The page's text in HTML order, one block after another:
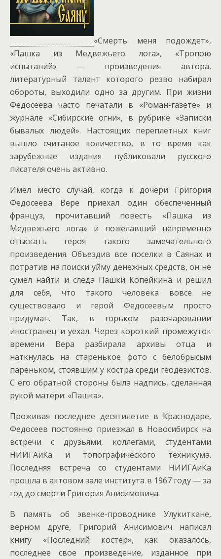
«Смерть меня подождет»,
«Пашка из Медвежьего лога», «Тропою
испытаний» — произведения автора,
литературный талант которого резво набирал
обороты, выходили одно за другим. При жизни
Федосеева часто печатали в «Роман-газете» и
журнале «Сибирские огни», в рубрике «Записки
бывалых людей». Настоящих переплетных книг
вышло считаное количество, в то время как
зарубежные издания публиковали русского
писателя очень активно.
Имел место случай, когда к дочери Григория
Федосеева Вере приехал один обеспеченный
француз, прочитавший повесть «Пашка из
Медвежьего лога» и пожелавший непременно
отыскать героя такого замечательного
произведения. Объездив все поселки в Саянах и
потратив на поиски уйму денежных средств, он не
сумел найти и следа Пашки Копейкина и решил
для себя, что такого человека вовсе не
существовало и герой Федосеевым просто
придуман. Так, в горьком разочаровании
иностранец и уехал. Через короткий промежуток
времени Вера разбирала архивы отца и
наткнулась на старенькое фото с белобрысым
пареньком, стоявшим у костра среди геодезистов.
С его обратной стороны была надпись, сделанная
рукой матери: «Пашка».
Проживая последнее десятилетие в Краснодаре,
Федосеев постоянно приезжал в Новосибирск на
встречи с друзьями, коллегами, студентами
НИИГАиКа и топографического техникума.
Последняя встреча со студентами НИИГАиКа
прошла в актовом зале института в 1967 году — за
год до смерти Григория Анисимовича.
В память об эвенке-проводнике Улукиткане,
верном друге, Григорий Анисимович написал
книгу «Последний костер», как оказалось,
последнее свое произведение, изданное при